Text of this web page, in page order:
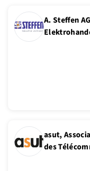
A. Steffen AG
asut,
des